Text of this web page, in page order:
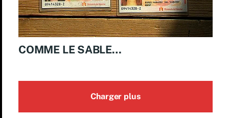
COMME LE SABLE…
Charger plus